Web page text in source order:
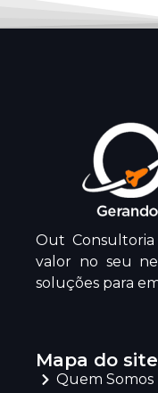
Out
valor no seu
soluções para
Mapa do site
Quem Somos